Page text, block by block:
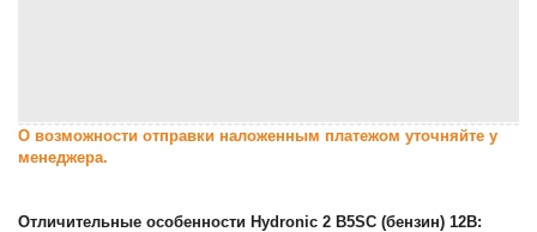
О возможности отправки наложенным платежом уточняйте у
менеджера.
Отличительные особенности Hydronic 2 B5SC (бензин) 12В: